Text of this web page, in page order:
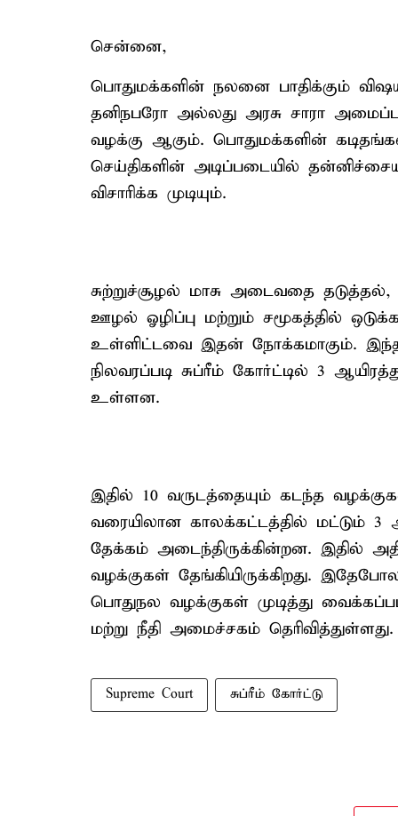
சென்னை,
பொதுமக்களின் நலனை பாதிக்கும்
தனிநபரோ அல்லது அரசு சாரா
வழக்கு ஆகும். பொதுமக்களின்
செய்திகளின் அடிப்படையில்
விசாரிக்க முடியும்.
சுற்றுச்சூழல் மாசு அடைவதை
ஊழல் ஓழிப்பு மற்றும் சமூகத்தில்
உள்ளிட்டவை இதன் நோக்கமாகும். இந்த
நிலவரப்படி சுப்ரீம் கோர்ட்டில் 3
உள்ளன.
இதில் 10 வருடத்தையும் கடந்த
வரையிலான காலக்கட்டத்தில் மட்டும் 3
தேக்கம் அடைந்திருக்கின்றன. இதில்
வழக்குகள் தேங்கியிருக்கிறது.
பொதுநல வழக்குகள் முடித்து
மற்று நீதி அமைச்சகம் தெரிவித்துள்ளது.
Supreme Court சுப்ரீம் கோர்ட்டு